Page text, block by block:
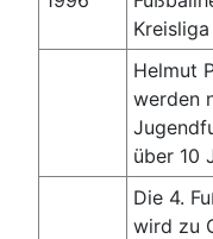
Kreisliga
Helmut
werden
über 10
Die 4.
wird zu